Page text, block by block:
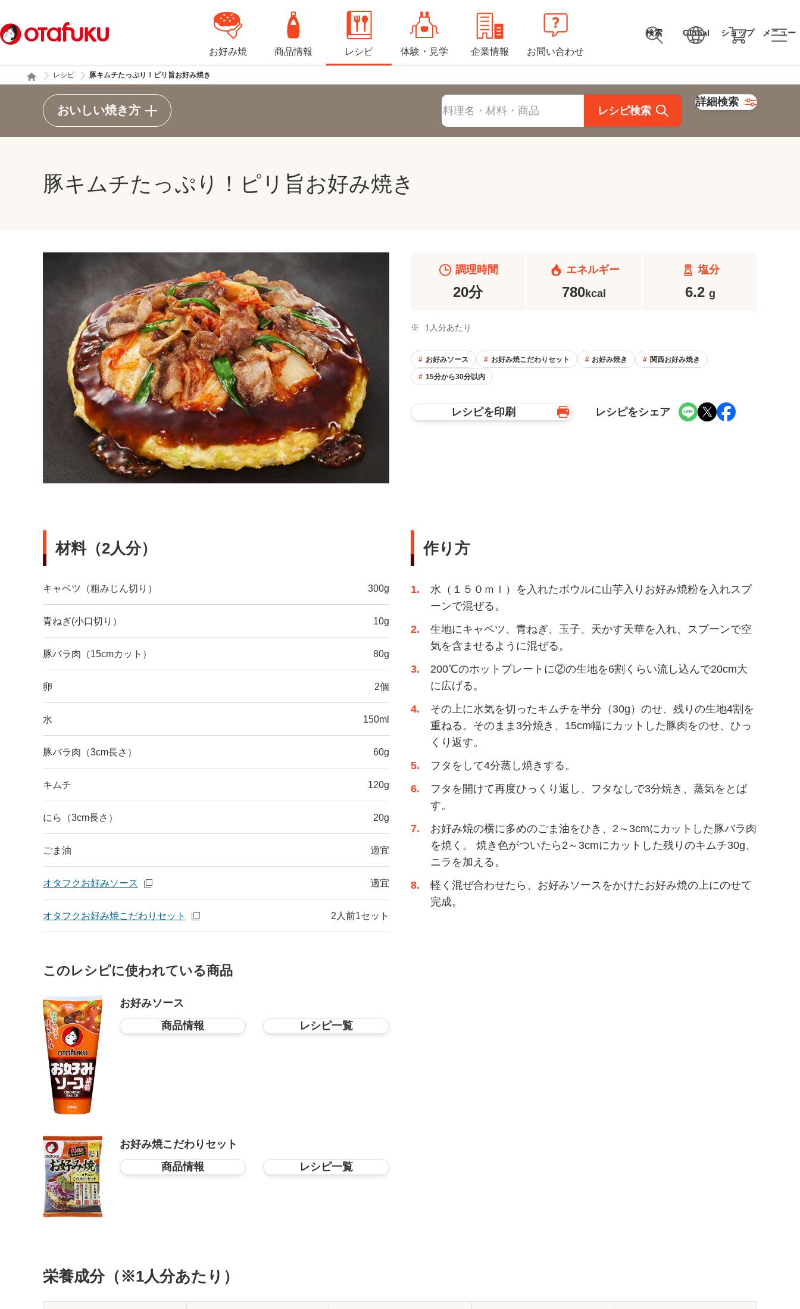
お好み焼 商品情報 レシピ 体験・見学 企業情報 お問い合わせ
検索 Global ショップ メニュー
レシピ 豚キムチたっぷり！ピリ旨お好み焼き
おいしい焼き方 レシピ検索
詳細検索
豚キムチたっぷり！ピリ旨お好み焼き
調理時間
20分
エネルギー
780kcal
塩分
6.2 g
※ 1人分あたり
お好みソース お好み焼こだわりセット お好み焼き 関西お好み焼き
15分から30分以内
レシピを印刷 レシピをシェア
材料（2人分）
キャベツ（粗みじん切り） 300g
青ねぎ(小口切り） 10g
豚バラ肉（15cmカット） 80g
卵 2個
水 150ml
豚バラ肉（3cm長さ） 60g
キムチ 120g
にら（3cm長さ） 20g
ごま油 適宜
オタフクお好みソース 適宜
オタフクお好み焼こだわりセット 2人前1セット
作り方
1
水（１５０ｍｌ）を入れたボウルに山芋入りお好み焼粉を入れスプ
ーンで混ぜる。
2
生地にキャベツ、青ねぎ、玉子、天かす天華を入れ、スプーンで空
気を含ませるように混ぜる。
3
200℃のホットプレートに②の生地を6割くらい流し込んで20cm大
に広げる。
4
その上に水気を切ったキムチを半分（30g）のせ、残りの生地4割を
重ねる。そのまま3分焼き、15cm幅にカットした豚肉をのせ、ひっ
くり返す。
5
フタをして4分蒸し焼きする。
6
フタを開けて再度ひっくり返し、フタなしで3分焼き、蒸気をとば
す。
7
お好み焼の横に多めのごま油をひき、2～3cmにカットした豚バラ肉
を焼く。 焼き色がついたら2～3cmにカットした残りのキムチ30g、
ニラを加える。
8
軽く混ぜ合わせたら、お好みソースをかけたお好み焼の上にのせて
完成。
このレシピに使われている商品
お好みソース
商品情報
レシピ一覧
お好み焼こだわりセット
商品情報
レシピ一覧
栄養成分（※1人分あたり）